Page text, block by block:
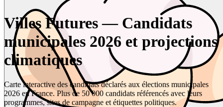
Villes Futures — Candidats
municipales 2026 et projections
climatiques
Carte interactive des candidats déclarés aux élections municipales
2026 en France. Plus de 50 000 candidats référencés avec leurs
programmes, sites de campagne et étiquettes politiques.